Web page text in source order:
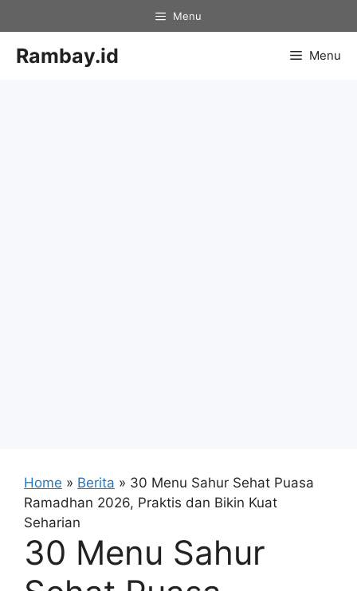
to
content
Menu
Rambay.id Menu
Home » Berita » 30 Menu Sahur Sehat Puasa
Ramadhan 2026, Praktis dan Bikin Kuat
Seharian
30 Menu Sahur